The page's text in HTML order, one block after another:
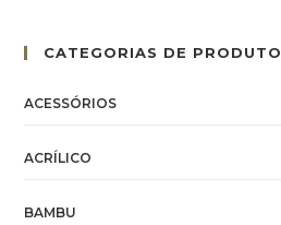
CATEGORIAS DE PRODUTO
ACESSÓRIOS
ACRÍLICO
BAMBU